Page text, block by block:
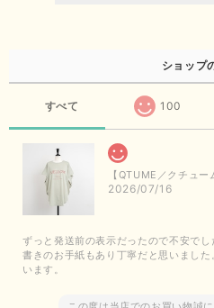
ショップ
すべて 100
2026/07/16
ずっと発送前の表示だったので不安で
書きのお手紙もあり丁寧だと思いまし
います。